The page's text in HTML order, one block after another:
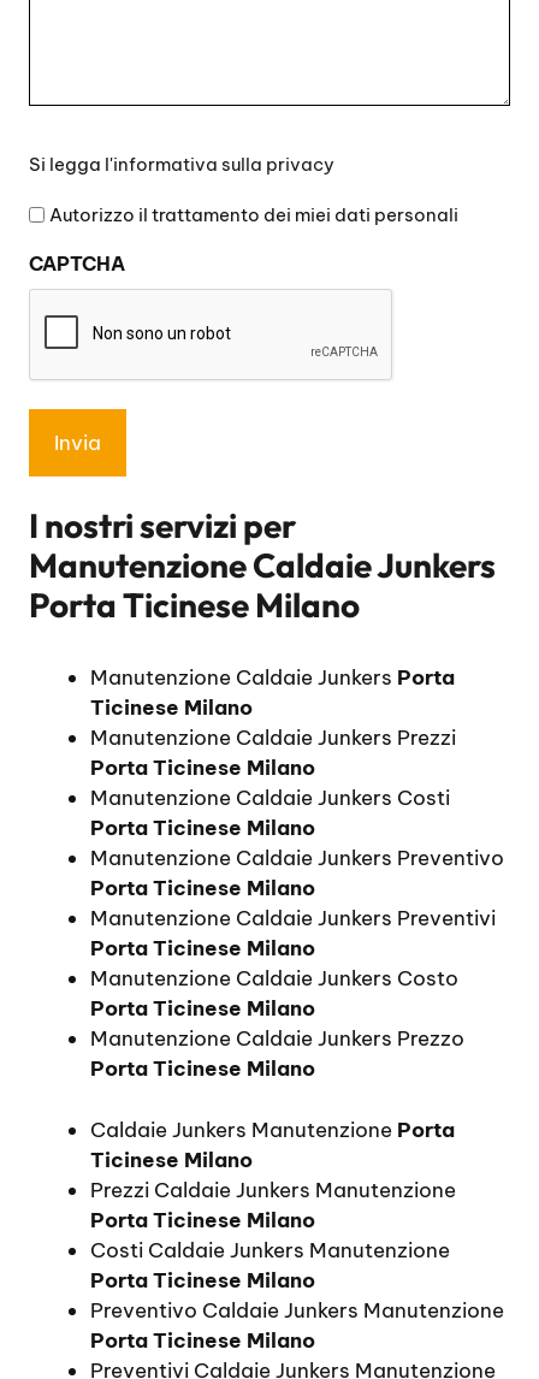
legga
l'informativa
privacy
Si legga l'informativa sulla privacy
Autorizzo il trattamento dei miei dati personali
CAPTCHA
I nostri servizi per
Manutenzione Caldaie Junkers
Porta Ticinese Milano
Manutenzione Caldaie Junkers Porta
Ticinese Milano
Manutenzione Caldaie Junkers Prezzi
Porta Ticinese Milano
Manutenzione Caldaie Junkers Costi
Porta Ticinese Milano
Manutenzione Caldaie Junkers Preventivo
Porta Ticinese Milano
Manutenzione Caldaie Junkers Preventivi
Porta Ticinese Milano
Manutenzione Caldaie Junkers Costo
Porta Ticinese Milano
Manutenzione Caldaie Junkers Prezzo
Porta Ticinese Milano
Caldaie Junkers Manutenzione Porta
Ticinese Milano
Prezzi Caldaie Junkers Manutenzione
Porta Ticinese Milano
Costi Caldaie Junkers Manutenzione
Porta Ticinese Milano
Preventivo Caldaie Junkers Manutenzione
Porta Ticinese Milano
Preventivi Caldaie Junkers Manutenzione